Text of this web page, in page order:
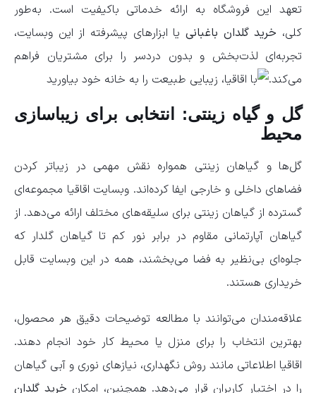
تعهد این فروشگاه به ارائه خدماتی باکیفیت است. به‌طور
کلی، خرید گلدان باغبانی یا ابزارهای پیشرفته از این وبسایت،
تجربه‌ای لذت‌بخش و بدون دردسر را برای مشتریان فراهم
می‌کند.
گل و گیاه زینتی: انتخابی برای زیباسازی
محیط
گل‌ها و گیاهان زینتی همواره نقش مهمی در زیباتر کردن
فضاهای داخلی و خارجی ایفا کرده‌اند. وبسایت اقاقیا مجموعه‌ای
گسترده از گیاهان زینتی برای سلیقه‌های مختلف ارائه می‌دهد. از
گیاهان آپارتمانی مقاوم در برابر نور کم تا گیاهان گلدار که
جلوه‌ای بی‌نظیر به فضا می‌بخشند، همه در این وبسایت قابل
خریداری هستند.
علاقه‌مندان می‌توانند با مطالعه توضیحات دقیق هر محصول،
بهترین انتخاب را برای منزل یا محیط کار خود انجام دهند.
اقاقیا اطلاعاتی مانند روش نگهداری، نیازهای نوری و آبی گیاهان
را در اختیار کاربران قرار می‌دهد. همچنین، امکان خرید گلدان